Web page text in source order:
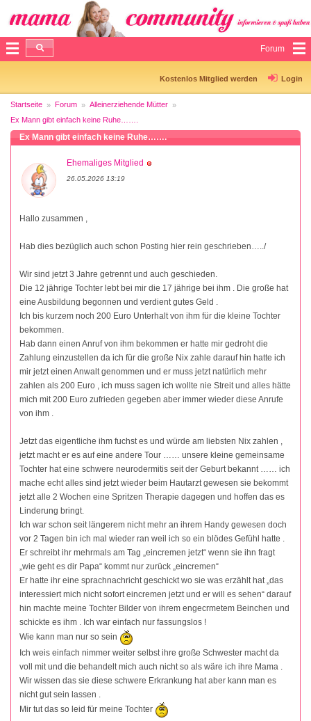
Forum
Kostenlos Mitglied werden Login
Startseite Forum
Alleinerziehende Mütter
Ex Mann gibt einfach keine Ruhe…….
Ex Mann gibt einfach keine Ruhe…….
Ehemaliges Mitglied
26.05.2026 13:19
Hallo zusammen ,
Hab dies bezüglich auch schon Posting hier rein geschrieben…../
Wir sind jetzt 3 Jahre getrennt und auch geschieden.
Die 12 jährige Tochter lebt bei mir die 17 jährige bei ihm . Die große hat
eine Ausbildung begonnen und verdient gutes Geld .
Ich bis kurzem noch 200 Euro Unterhalt von ihm für die kleine Tochter
bekommen.
Hab dann einen Anruf von ihm bekommen er hatte mir gedroht die
Zahlung einzustellen da ich für die große Nix zahle darauf hin hatte ich
mir jetzt einen Anwalt genommen und er muss jetzt natürlich mehr
zahlen als 200 Euro , ich muss sagen ich wollte nie Streit und alles hätte
mich mit 200 Euro zufrieden gegeben aber immer wieder diese Anrufe
von ihm .
Jetzt das eigentliche ihm fuchst es und würde am liebsten Nix zahlen ,
jetzt macht er es auf eine andere Tour …… unsere kleine gemeinsame
Tochter hat eine schwere neurodermitis seit der Geburt bekannt …… ich
mache echt alles sind jetzt wieder beim Hautarzt gewesen sie bekommt
jetzt alle 2 Wochen eine Spritzen Therapie dagegen und hoffen das es
Linderung bringt.
Ich war schon seit längerem nicht mehr an ihrem Handy gewesen doch
vor 2 Tagen bin ich mal wieder ran weil ich so ein blödes Gefühl hatte .
Er schreibt ihr mehrmals am Tag „eincremen jetzt“ wenn sie ihn fragt
„wie geht es dir Papa“ kommt nur zurück „eincremen“
Er hatte ihr eine sprachnachricht geschickt wo sie was erzählt hat „das
interessiert mich nicht sofort eincremen jetzt und er will es sehen“ darauf
hin machte meine Tochter Bilder von ihrem engecrmetem Beinchen und
schickte es ihm . Ich war einfach nur fassungslos !
Wie kann man nur so sein
Ich weis einfach nimmer weiter selbst ihre große Schwester macht da
voll mit und die behandelt mich auch nicht so als wäre ich ihre Mama .
Wir wissen das sie diese schwere Erkrankung hat aber kann man es
nicht gut sein lassen .
Mir tut das so leid für meine Tochter